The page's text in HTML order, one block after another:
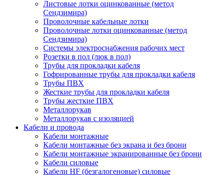
Листовые лотки оцинкованные (метод
Сендзимира)
Проволочные кабельные лотки
Проволочные лотки оцинкованные (метод
Сендзимира)
Системы электроснабжения рабочих мест
Розетки в пол (люк в пол)
Трубы для прокладки кабеля
Гофрированные трубы для прокладки кабеля
Трубы ПВХ
Жесткие трубы для прокладки кабеля
Трубы жесткие ПВХ
Металлорукав
Металлорукав с изоляцией
Кабели и провода
Кабели монтажные
Кабели монтажные без экрана и без брони
Кабели монтажные экранированные без брони
Кабели силовые
Кабели HF (безгалогеновые) силовые